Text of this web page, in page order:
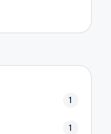
1
1